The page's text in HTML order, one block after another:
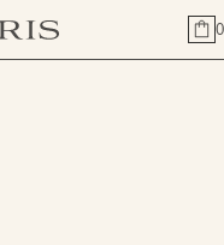
0